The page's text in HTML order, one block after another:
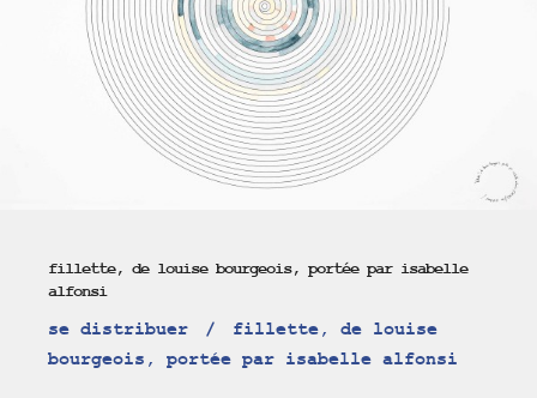
fillette, de louise bourgeois, portée par isabelle
alfonsi
se distribuer
fillette, de louise
bourgeois, portée par isabelle alfonsi